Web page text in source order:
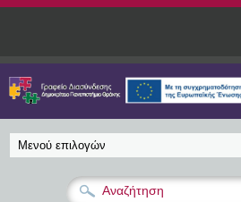
Παράκαμψη προς το κυρίως περιεχόμενο